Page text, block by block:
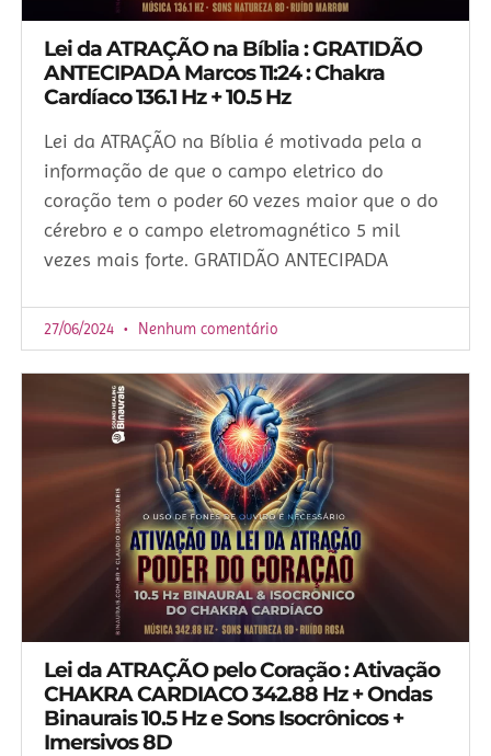
Lei da ATRAÇÃO na Bíblia : GRATIDÃO
ANTECIPADA Marcos 11:24 : Chakra
Cardíaco 136.1 Hz + 10.5 Hz
Lei da ATRAÇÃO na Bíblia é motivada pela a
informação de que o campo eletrico do
coração tem o poder 60 vezes maior que o do
cérebro e o campo eletromagnético 5 mil
vezes mais forte. GRATIDÃO ANTECIPADA
27/06/2024 Nenhum comentário
Lei da ATRAÇÃO pelo Coração : Ativação
CHAKRA CARDIACO 342.88 Hz + Ondas
Binaurais 10.5 Hz e Sons Isocrônicos +
Imersivos 8D